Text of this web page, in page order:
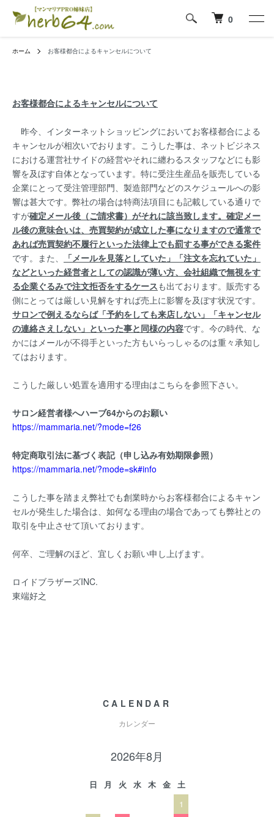
0
ホーム お客様都合によるキャンセルについて
お客様都合によるキャンセルについて
昨今、インターネットショッピングにおいてお客様都合による
キャンセルが相次いでおります。こうした事は、ネットビジネス
における運営社サイドの経営やそれに纏わるスタッフなどにも影
響を及ぼす自体となっています。特に受注生産品を販売している
企業にとって受注管理部門、製造部門などのスケジュールへの影
響は甚大です。弊社の場合は特商法項目にも記載している通りで
すが確定メール後（ご請求書）がそれに該当致します。確定メー
ル後の意味合いは、売買契約が成立した事になりますので通常で
あれば売買契約不履行といった法律上でも罰する事ができる案件
です。また、
「メールを見落としていた」「注文を忘れていた」
などといった経営者としての認識が薄い方、会社組織で無視をす
る企業ぐるみで注文拒否をするケースも出ております。販売する
側にとっては厳しい見解をすれば売上に影響を及ぼす状況です。
サロンで例えるならば「予約をしても来店しない」「キャンセル
の連絡さえしない」といった事と同様の内容です。今の時代、な
かにはメールが不得手といった方もいらっしゃるのは重々承知し
てはおります。
こうした厳しい処置を適用する理由はこちらを参照下さい。
サロン経営者様へハーブ64からのお願い
https://mammaria.net/?mode=f26
特定商取引法に基づく表記（申し込み有効期限参照）
https://mammaria.net/?mode=sk#info
こうした事を踏まえ弊社でも創業時からお客様都合によるキャン
セルが発生した場合は、如何なる理由の場合であっても弊社との
取引を中止させて頂いております。
何卒、ご理解のほど、宜しくお願い申し上げます。
ロイドブラザーズINC.
東端好之
CALENDAR
カレンダー
2026年8月
日 月 火 水 木 金
土
1